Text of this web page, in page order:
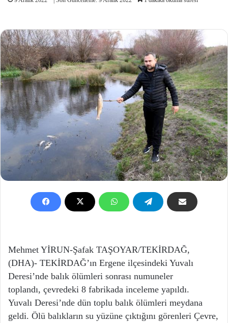
Mehmet YİRUN-Şafak TAŞOYAR/TEKİRDAĞ,
(DHA)- TEKİRDAĞ’ın Ergene ilçesindeki Yuvalı
Deresi’nde balık ölümleri sonrası numuneler
toplandı, çevredeki 8 fabrikada inceleme yapıldı.
Yuvalı Deresi’nde dün toplu balık ölümleri meydana
geldi. Ölü balıkların su yüzüne çıktığını görenleri Çevre,